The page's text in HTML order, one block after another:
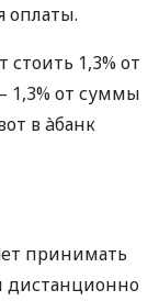
оплаты.
стоить 1,3% от
1,3% от суммы
в àбанк
принимать
дистанционно